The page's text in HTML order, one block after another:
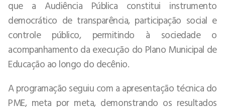
que a Audiência Pública constitui instrumento
democrático de transparência, participação social e
controle público, permitindo à sociedade o
acompanhamento da execução do Plano Municipal de
Educação ao longo do decênio.
A programação seguiu com a apresentação técnica do
PME, meta por meta, demonstrando os resultados